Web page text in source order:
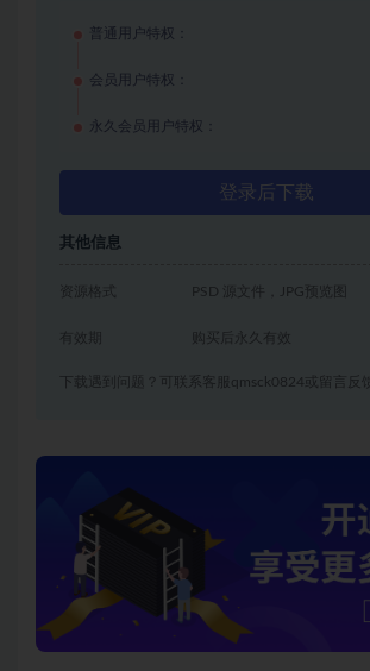
普通用户特权：
会员用户特权：
永久会员用户特权：
登录后下载
其他信息
资源格式 PSD 源文件，JPG预览图
有效期 购买后永久有效
下载遇到问题？可联系客服qmsck0824或留言反馈